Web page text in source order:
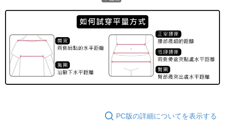
PC版の詳細についてを表示する